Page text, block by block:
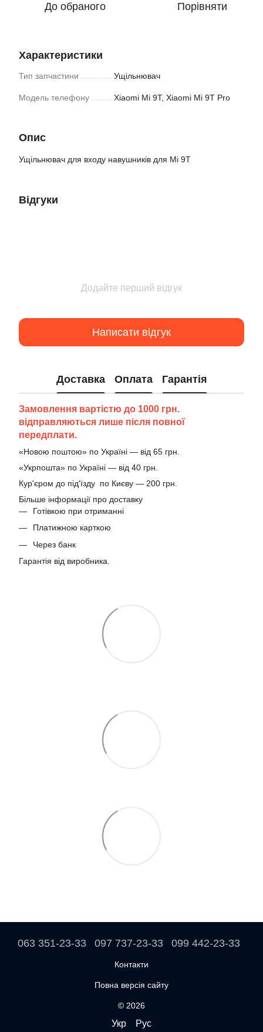
До обраного Порівняти
Характеристики
Тип запчастини Ущільнювач
Модель телефону Xiaomi Mi 9T, Xiaomi Mi 9T Pro
Опис
Ущільнювач для входу навушників для Mi 9T
Відгуки
Додайте перший відгук
Написати відгук
Доставка Оплата Гарантія
Замовлення вартістю до 1000 грн.
відправляються лише після повної
передплати.
«Новою поштою» по Україні — від 65 грн.
«Укрпошта» по Україні — від 40 грн.
Кур'єром до під'їзду по Києву — 200 грн.
Більше інформації про доставку
Готівкою при отриманні
Платижною карткою
Через банк
Гарантія від виробника.
063 351-23-33 097 737-23-33 099 442-23-33
Контакти
Повна версія сайту
© 2026
Укр Рус